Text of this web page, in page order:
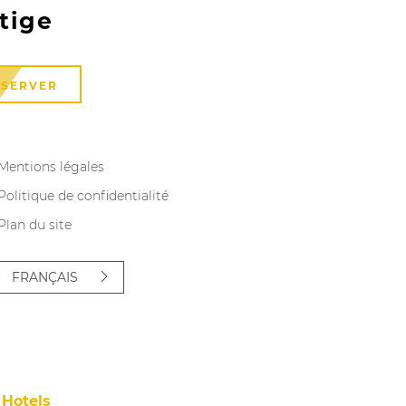
légales
de confidentialité
du site
FRANÇAIS